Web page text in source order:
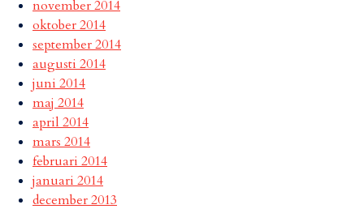
november 2014
oktober 2014
september 2014
augusti 2014
juni 2014
maj 2014
april 2014
mars 2014
februari 2014
januari 2014
december 2013